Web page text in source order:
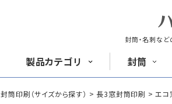
封筒・名刺な
製品カテゴリ 封筒
角形封筒
封筒印刷（サイズから探す） 長3窓封筒印刷 エコ